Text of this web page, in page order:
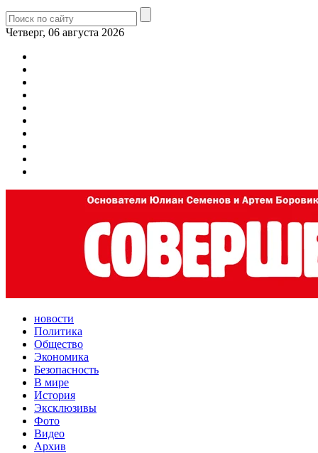
Четверг, 06 августа 2026
новости
Политика
Общество
Экономика
Безопасность
В мире
История
Эксклюзивы
Фото
Видео
Архив